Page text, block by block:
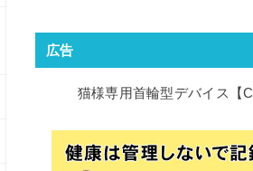
広告
猫様専用首輪型デバイス【